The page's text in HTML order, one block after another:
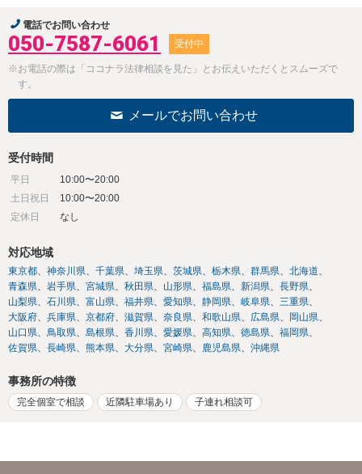
電話でお問い合わせ
050-7587-6061 受付中
※お電話の際は「ココナラ法律相談を見た」とお伝えいただくとスムーズで
す。
メールでお問い合わせ
受付時間
平日
10:00〜20:00
土日祝日
10:00〜20:00
定休日
なし
対応地域
東京都 神奈川県 千葉県 埼玉県 茨城県 栃木県 群馬県
北海道
青森県
岩手県 宮城県 秋田県 山形県 福島県 新潟県
長野県
山梨県
石川県 富山県 福井県 愛知県 静岡県 岐阜県
三重県
大阪府
兵庫県 京都府 滋賀県 奈良県 和歌山県 広島県
岡山県
山口県
鳥取県 島根県 香川県 愛媛県 高知県 徳島県
福岡県
佐賀県
長崎県 熊本県 大分県 宮崎県 鹿児島県 沖縄県
事務所の特徴
完全個室で相談 近隣駐車場あり 子連れ相談可